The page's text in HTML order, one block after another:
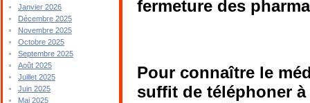
Janvier 2026
Décembre 2025
Novembre 2025
Octobre 2025
Septembre 2025
Août 2025
Juillet 2025
Juin 2025
Mai 2025
fermeture des
Pour connaître le
suffit de téléphoner